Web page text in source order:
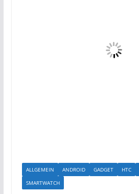
ALLGEMEIN ANDROID GADGET HTC
SMARTWATCH